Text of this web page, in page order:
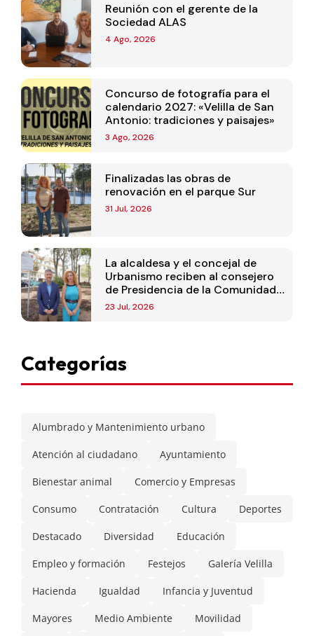
Reunión con el gerente de la
Sociedad ALAS
4 Ago, 2026
Concurso de fotografía para el
calendario 2027: «Velilla de San
Antonio: tradiciones y paisajes»
3 Ago, 2026
Finalizadas las obras de
renovación en el parque Sur
31 Jul, 2026
La alcaldesa y el concejal de
Urbanismo reciben al consejero
de Presidencia de la Comunidad
de Madrid
23 Jul, 2026
Categorías
Alumbrado y Mantenimiento urbano
Atención al ciudadano Ayuntamiento
Bienestar animal Comercio y Empresas
Consumo Contratación Cultura Deportes
Destacado Diversidad Educación
Empleo y formación Festejos Galería Velilla
Hacienda Igualdad Infancia y Juventud
Mayores Medio Ambiente Movilidad